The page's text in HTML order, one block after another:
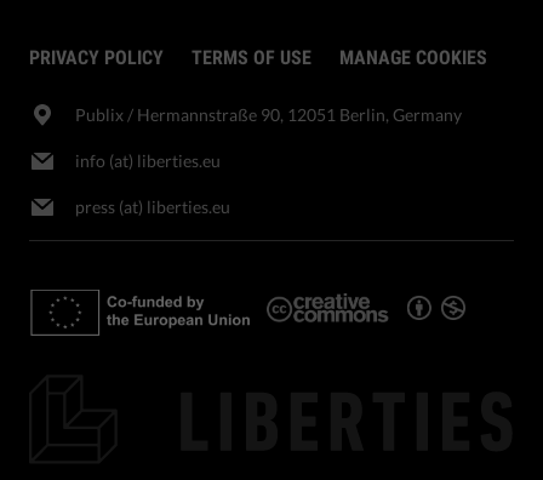
PRIVACY POLICY TERMS OF USE MANAGE COOKIES
Publix​ / Hermannstraße 90, 12051 Berlin, Germany
info (at) liberties.eu
press (at) liberties.eu